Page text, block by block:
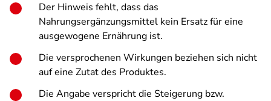
Der Hinweis fehlt, dass das
Nahrungsergänzungsmittel kein Ersatz für eine
ausgewogene Ernährung ist.
Die versprochenen Wirkungen beziehen sich nicht
auf eine Zutat des Produktes.
Die Angabe verspricht die Steigerung bzw.